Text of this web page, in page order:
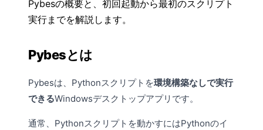
Pybesの概要と、初回起動から最初のスクリプト
実行までを解説します。
Pybesとは
Pybesは、Pythonスクリプトを環境構築なしで実行
できるWindowsデスクトップアプリです。
通常、Pythonスクリプトを動かすにはPythonのイ